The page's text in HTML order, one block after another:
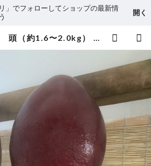
リ」でフォローしてショップの最新情
開く
真タコ 頭（約1.6〜2.0kg） | 株式会社マルカン本間水産